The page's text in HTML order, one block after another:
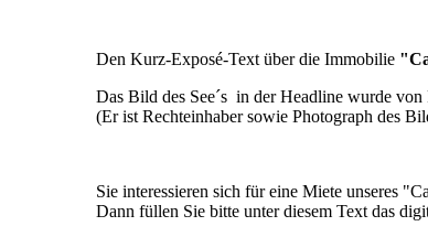
Den Kurz-Exposé-Text über die Immobilie
Das Bild des See´s in der Headline wurde von
(Er ist Rechteinhaber sowie Photograph des
Sie interessieren sich für eine Miete unseres
Dann füllen Sie bitte unter diesem Text das